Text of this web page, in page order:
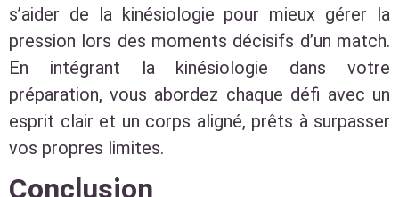
s’aider de la kinésiologie pour mieux gérer la
pression lors des moments décisifs d’un match.
En intégrant la kinésiologie dans votre
préparation, vous abordez chaque défi avec un
esprit clair et un corps aligné, prêts à surpasser
vos propres limites.
Conclusion